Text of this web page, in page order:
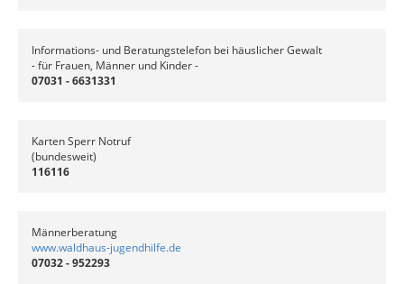
Informations- und Beratungstelefon bei häuslicher Gewalt
- für Frauen, Männer und Kinder -
07031 - 6631331
Karten Sperr Notruf
(bundesweit)
116116
Männerberatung
www.waldhaus-jugendhilfe.de
07032 - 952293